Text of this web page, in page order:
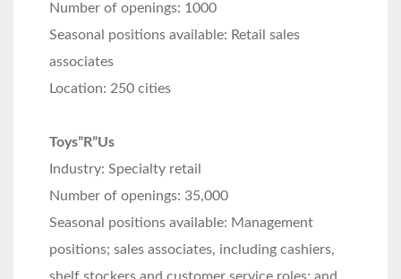
Number of openings: 1000
Seasonal positions available: Retail sales
associates
Location: 250 cities
Toys”R”Us
Industry: Specialty retail
Number of openings: 35,000
Seasonal positions available: Management
positions; sales associates, including cashiers,